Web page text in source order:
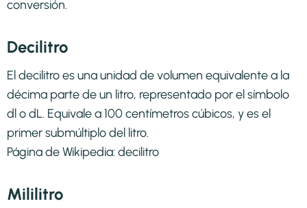
conversión.
Decilitro
El decilitro es una unidad de volumen equivalente a la
décima parte de un litro, representado por el símbolo
dl o dL. Equivale a 100 centímetros cúbicos, y es el
primer submúltiplo del litro.
Página de Wikipedia: decilitro
Mililitro